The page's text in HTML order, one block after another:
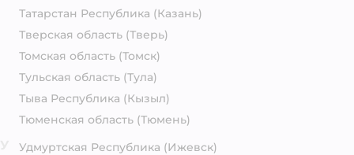
Татарстан Республика (Казань)
Тверская область (Тверь)
Томская область (Томск)
Тульская область (Тула)
Тыва Республика (Кызыл)
Тюменская область (Тюмень)
Удмуртская Республика (Ижевск)